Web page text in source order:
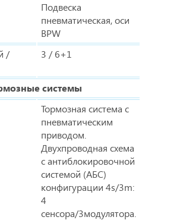
Подвеска
пневматическая, оси
BPW
/
3 / 6+1
системы
Тормозная система с
пневматическим
приводом.
Двухпроводная схема
с антиблокировочной
системой (АБС)
конфигурации 4s/3m:
4
сенсора/3модулятора.